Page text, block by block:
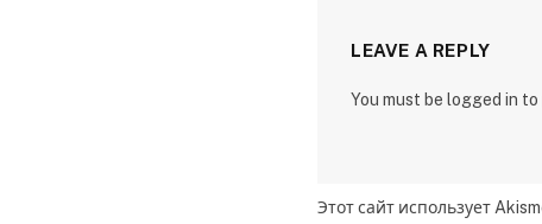
LEAVE A REPLY
You must be logged in
Этот сайт использует